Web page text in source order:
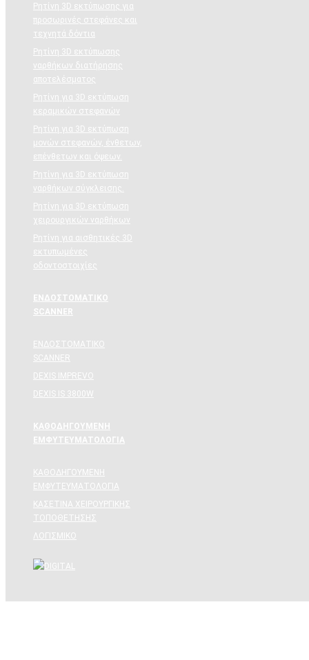
Ρητίνη 3D εκτύπωσης για
προσωρινές στεφάνες και
τεχνητά δόντια
Ρητίνη 3D εκτύπωσης
ναρθήκων διατήρησης
αποτελέσματος
Ρητίνη για 3D εκτύπωση
κεραμικών στεφανών
Ρητίνη για 3D εκτύπωση
μονών στεφανών, ένθετων,
επένθετων και όψεων.
Ρητίνη για 3D εκτύπωση
ναρθήκων σύγκλεισης.
Ρητίνη για 3D εκτύπωση
χειρουργικών ναρθήκων
Ρητίνη για αισθητικές 3D
εκτυπωμένες
οδοντοστοιχίες
ΕΝΔΟΣΤΟΜΑΤΙΚΟ
SCANNER
ΕΝΔΟΣΤΟΜΑΤΙΚΟ
SCANNER
DEXIS IMPREVO
DEXIS IS 3800W
ΚΑΘΟΔΗΓΟΥΜΕΝΗ
ΕΜΦΥΤΕΥΜΑΤΟΛΟΓΙΑ
ΚΑΘΟΔΗΓΟΥΜΕΝΗ
ΕΜΦΥΤΕΥΜΑΤΟΛΟΓΙΑ
ΚΑΣΕΤΙΝΑ ΧΕΙΡΟΥΡΓΙΚΗΣ
ΤΟΠΟΘΕΤΗΣΗΣ
ΛΟΓΙΣΜΙΚΟ